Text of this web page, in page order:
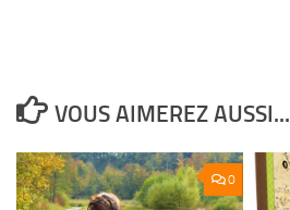
VOUS AIMEREZ AUSSI...
0